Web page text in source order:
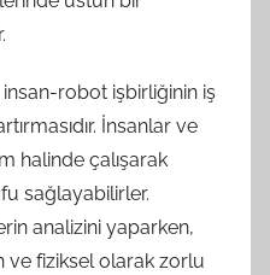
robot işbirliğinin iş
İnsanlar ve
halinde çalışarak
sağlayabilirler.
analizini yaparken,
fiziksel olarak zorlu